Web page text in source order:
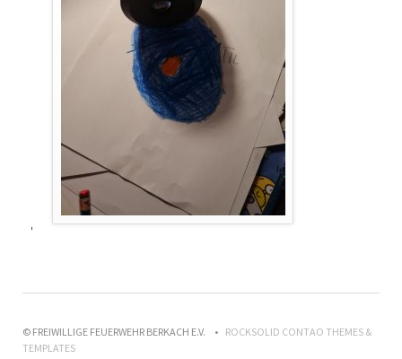
© FREIWILLIGE FEUERWEHR BERKACH E.V.
ROCKSOLID CONTAO THEMES &
TEMPLATES